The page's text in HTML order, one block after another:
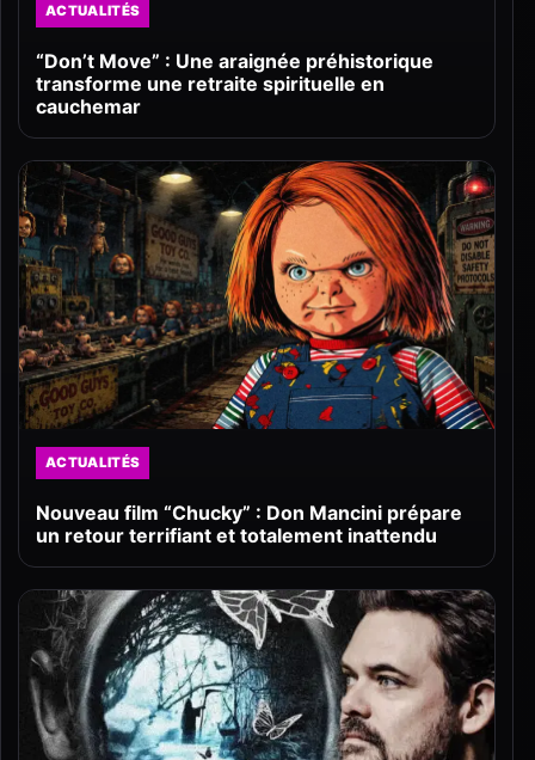
ACTUALITÉS
“Don’t Move” : Une araignée préhistorique
transforme une retraite spirituelle en
cauchemar
ACTUALITÉS
Nouveau film “Chucky” : Don Mancini prépare
un retour terrifiant et totalement inattendu